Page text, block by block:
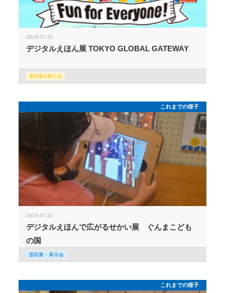
2019.07.31
デジタルえほん展 TOKYO GLOBAL GATEWAY
巡回展&展示会
これまでの様子
2019.07.31
デジタルえほんで広がるせかい展 ぐんまこども
の国
巡回展・展示会
これまでの様子